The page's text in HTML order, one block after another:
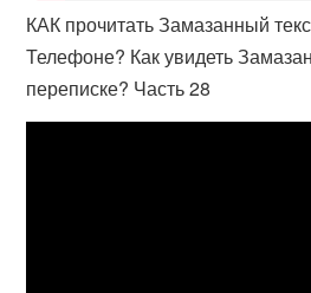
КАК прочитать Замазанный
Телефоне? Как увидеть
переписке? Часть 28